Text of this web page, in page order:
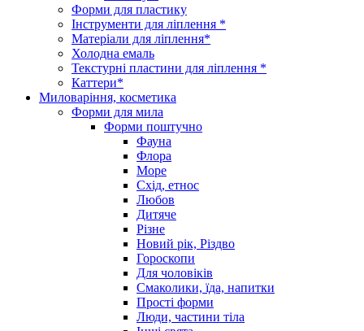
Форми для пластику
Інструменти для ліплення *
Матеріали для ліплення*
Холодна емаль
Текстурні пластини для ліплення *
Каттери*
Миловаріння, косметика
Форми для мила
Форми поштучно
Фауна
Флора
Море
Схід, етнос
Любов
Дитяче
Різне
Новий рік, Різдво
Гороскопи
Для чоловіків
Смаколики, їда, напитки
Прості форми
Люди, частини тіла